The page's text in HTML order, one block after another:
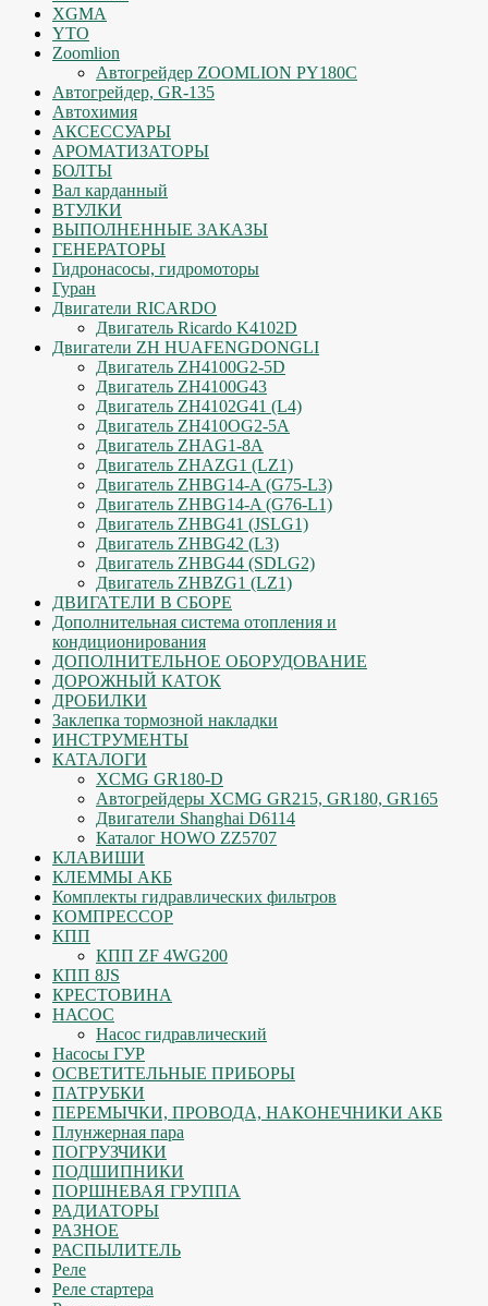
XGMA
YTO
Zoomlion
Автогрейдер ZOOMLION PY180C
Автогрейдер, GR-135
Автохимия
АКСЕССУАРЫ
АРОМАТИЗАТОРЫ
БОЛТЫ
Вал карданный
ВТУЛКИ
ВЫПОЛНЕННЫЕ ЗАКАЗЫ
ГЕНЕРАТОРЫ
Гидронасосы, гидромоторы
Гуран
Двигатели RICARDO
Двигатель Ricardo K4102D
Двигатели ZH HUAFENGDONGLI
Двигатель ZH4100G2-5D
Двигатель ZH4100G43
Двигатель ZH4102G41 (L4)
Двигатель ZH410OG2-5A
Двигатель ZHAG1-8A
Двигатель ZHAZG1 (LZ1)
Двигатель ZHBG14-A (G75-L3)
Двигатель ZHBG14-A (G76-L1)
Двигатель ZHBG41 (JSLG1)
Двигатель ZHBG42 (L3)
Двигатель ZHBG44 (SDLG2)
Двигатель ZHBZG1 (LZ1)
ДВИГАТЕЛИ В СБОРЕ
Дополнительная система отопления и
кондиционирования
ДОПОЛНИТЕЛЬНОЕ ОБОРУДОВАНИЕ
ДОРОЖНЫЙ КАТОК
ДРОБИЛКИ
Заклепка тормозной накладки
ИНСТРУМЕНТЫ
КАТАЛОГИ
XCMG GR180-D
Автогрейдеры XCMG GR215, GR180, GR165
Двигатели Shanghai D6114
Каталог HOWO ZZ5707
КЛАВИШИ
КЛЕММЫ АКБ
Комплекты гидравлических фильтров
КОМПРЕССОР
КПП
КПП ZF 4WG200
КПП 8JS
КРЕСТОВИНА
НАСОС
Насос гидравлический
Насосы ГУР
ОСВЕТИТЕЛЬНЫЕ ПРИБОРЫ
ПАТРУБКИ
ПЕРЕМЫЧКИ, ПРОВОДА, НАКОНЕЧНИКИ АКБ
Плунжерная пара
ПОГРУЗЧИКИ
ПОДШИПНИКИ
ПОРШНЕВАЯ ГРУППА
РАДИАТОРЫ
РАЗНОЕ
РАСПЫЛИТЕЛЬ
Реле
Реле стартера